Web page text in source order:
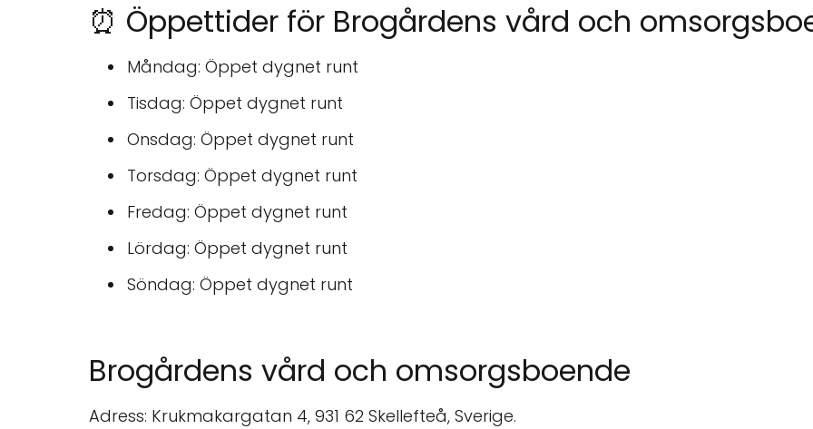
⏰ Öppettider för Brogårdens vård och
Måndag: Öppet dygnet runt
Tisdag: Öppet dygnet runt
Onsdag: Öppet dygnet runt
Torsdag: Öppet dygnet runt
Fredag: Öppet dygnet runt
Lördag: Öppet dygnet runt
Söndag: Öppet dygnet runt
Brogårdens vård och omsorgsboende
Adress: Krukmakargatan 4, 931 62 Skellefteå, Sverige.